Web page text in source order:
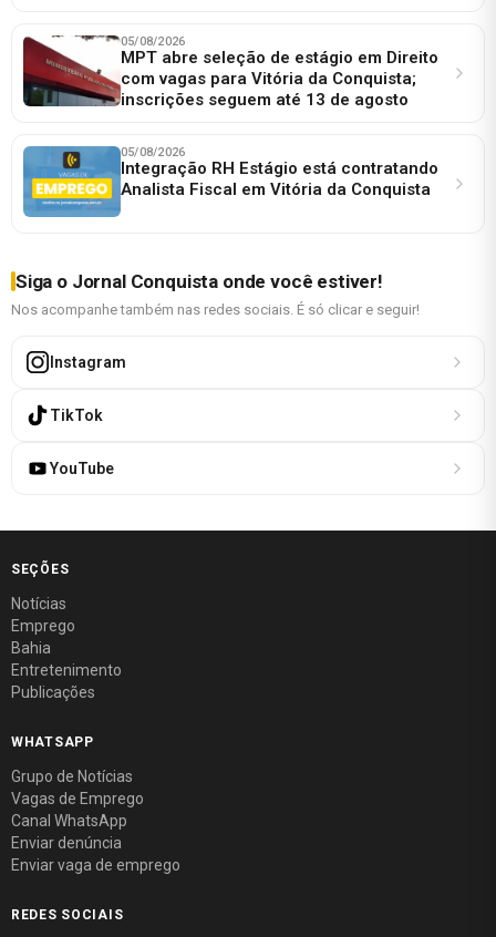
05/08/2026
MPT abre seleção de estágio em Direito
com vagas para Vitória da Conquista;
inscrições seguem até 13 de agosto
05/08/2026
Integração RH Estágio está contratando
Analista Fiscal em Vitória da Conquista
Siga o Jornal Conquista onde você estiver!
Nos acompanhe também nas redes sociais. É só clicar e seguir!
Instagram
TikTok
YouTube
SEÇÕES
Notícias
Emprego
Bahia
Entretenimento
Publicações
WHATSAPP
Grupo de Notícias
Vagas de Emprego
Canal WhatsApp
Enviar denúncia
Enviar vaga de emprego
REDES SOCIAIS